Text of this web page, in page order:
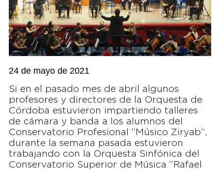
24 de mayo de 2021
Si en el pasado mes de abril algunos
profesores y directores de la Orquesta de
Córdoba estuvieron impartiendo talleres
de cámara y banda a los alumnos del
Conservatorio Profesional “Músico Ziryab”,
durante la semana pasada estuvieron
trabajando con la Orquesta Sinfónica del
Conservatorio Superior de Música “Rafael